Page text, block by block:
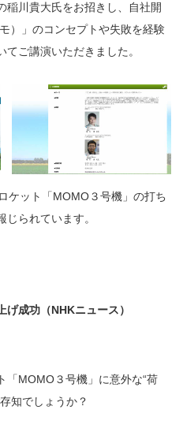
稲川貴大氏をお招きし、自社開
）」のコンセプトや失敗を経験
ご講演いただきました。
ケット「MOMO３号機」の打ち
じられています。
成功（NHKニュース）
「MOMO３号機」に意外な“荷
知でしょうか？